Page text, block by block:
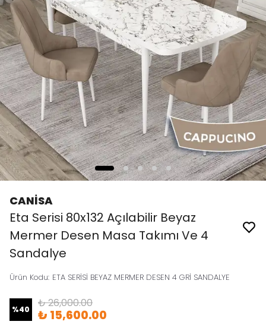
CANİSA
Eta Serisi 80x132 Açılabilir Beyaz
Mermer Desen Masa Takımı Ve 4
Sandalye
Ürün Kodu: ETA SERİSİ BEYAZ MERMER DESEN 4 GRİ SANDALYE
%40 ₺ 26,000.00
₺ 15,600.00